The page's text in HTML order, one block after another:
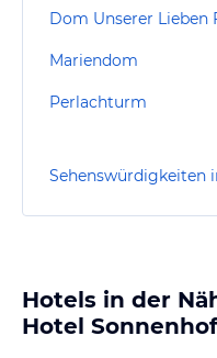
Dom Unserer Lieben
Mariendom
Perlachturm
Sehenswürdigkeiten
Hotels in der
Hotel Sonnenhof